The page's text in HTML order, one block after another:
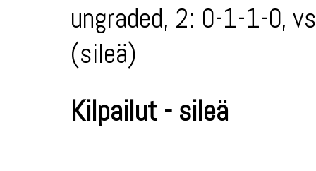
ungraded, 2: 0-1-1-0,
(sileä)
Kilpailut - sileä